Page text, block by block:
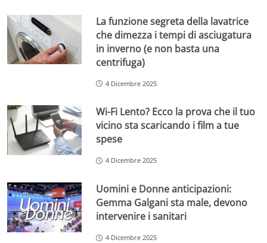
La funzione segreta della lavatrice
che dimezza i tempi di asciugatura
in inverno (e non basta una
centrifuga)
4 Dicembre 2025
Wi-Fi Lento? Ecco la prova che il tuo
vicino sta scaricando i film a tue
spese
4 Dicembre 2025
Uomini e Donne anticipazioni:
Gemma Galgani sta male, devono
intervenire i sanitari
4 Dicembre 2025